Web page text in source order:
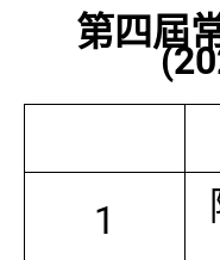
第四屆
1